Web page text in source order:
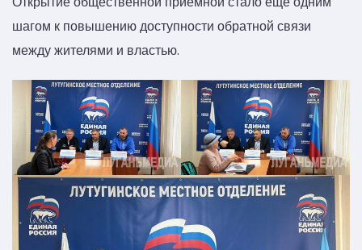
шагом к повышению доступности обратной связи
между жителями и властью.